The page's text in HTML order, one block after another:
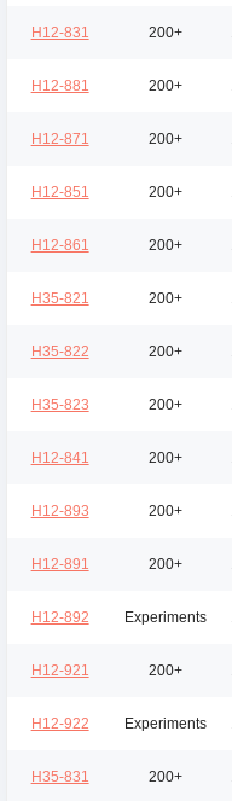
H12-831 200+
H12-881 200+
H12-871 200+
H12-851 200+
H12-861 200+
H35-821 200+
H35-822 200+
H35-823 200+
H12-841 200+
H12-893 200+
H12-891 200+
H12-892 Experiments
H12-921 200+
H12-922 Experiments
H35-831 200+